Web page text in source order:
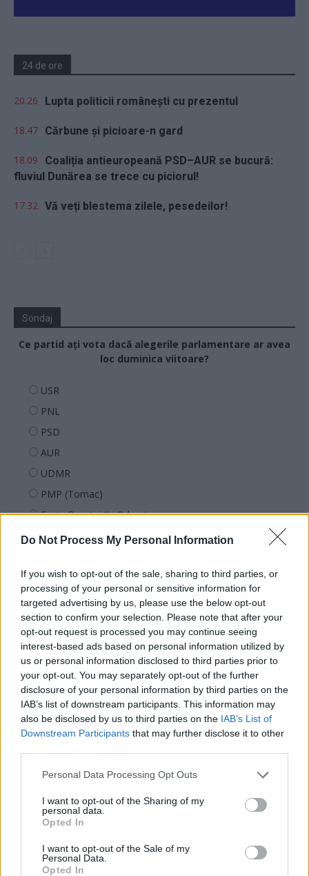
Do Not Process My Personal Information
If you wish to opt-out of the sale, sharing to third parties, or
processing of your personal or sensitive information for
targeted advertising by us, please use the below opt-out
section to confirm your selection. Please note that after your
opt-out request is processed you may continue seeing
interest-based ads based on personal information utilized by
us or personal information disclosed to third parties prior to
your opt-out. You may separately opt-out of the further
disclosure of your personal information by third parties on the
IAB’s list of downstream participants. This information may
also be disclosed by us to third parties on the IAB’s List of
Downstream Participants that may further disclose it to other
Personal Data Processing Opt Outs
I want to opt-out of the Sharing of my
personal data.
Opted In
I want to opt-out of the Sale of my
Personal Data.
Opted In
24 de ore
20.26 Lupta politicii românești cu prezentul
18.47 Cărbune și picioare-n gard
18.09
Coaliția antieuropeană PSD–AUR se bucură:
fluviul Dunărea se trece cu piciorul!
17.32 Vă veți blestema zilele, pesedeilor!
Sondaj
Ce partid ați vota dacă alegerile parlamentare ar avea
loc duminica viitoare?
USR
PNL
PSD
AUR
UDMR
PMP (Tomac)
Forța Dreptei (L. Orban)
PNȚMM
SENS
SOS (Șoșoacă)
POT (Gavrilă)
PACE (Peia)
Acțiunea Conservatoare (Târziu)
PDF (Lazarus)
PUSL (D. Voiculescu)
PNȚCD (Pavelescu)
PNCR (Terheș)
România pe Primul Loc (Ponta)
Altul